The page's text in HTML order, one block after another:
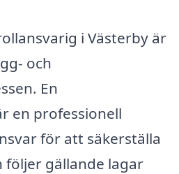
i Västerby är
och
En
en professionell
för att säkerställa
gällande lagar